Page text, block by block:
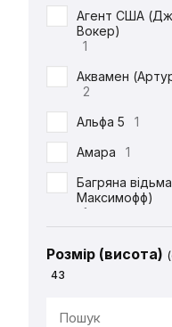
Diablo
1
ET
1
Final Fantasy
Friday the 13th
Garfield
1
Gears Of War
God of War
2
Harry Potter
4
Агент США
Вокер)
1
Аквамен
2
Альфа 5
1
Амара
1
Багряна
Максимофф)
1
Ґордон)
Розмір (висота)
43